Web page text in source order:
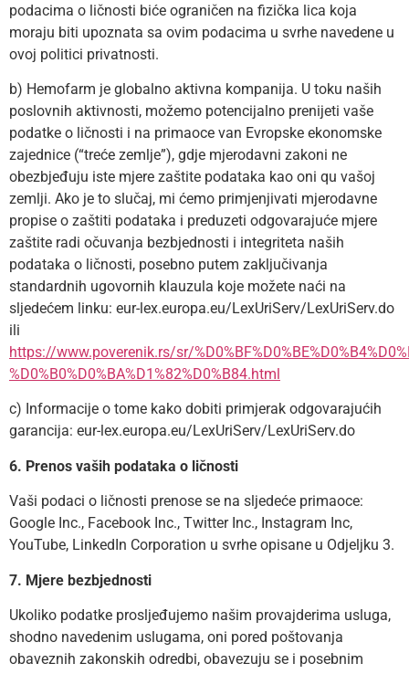
podacima o ličnosti biće ograničen na fizička lica koja
moraju biti upoznata sa ovim podacima u svrhe navedene u
ovoj politici privatnosti.
b) Hemofarm je globalno aktivna kompanija. U toku naših
poslovnih aktivnosti, možemo potencijalno prenijeti vaše
podatke o ličnosti i na primaoce van Evropske ekonomske
zajednice (“treće zemlje”), gdje mjerodavni zakoni ne
obezbjeđuju iste mjere zaštite podataka kao oni qu vašoj
zemlji. Ako je to slučaj, mi ćemo primjenjivati mjerodavne
propise o zaštiti podataka i preduzeti odgovarajuće mjere
zaštite radi očuvanja bezbjednosti i integriteta naših
podataka o ličnosti, posebno putem zaključivanja
standardnih ugovornih klauzula koje možete naći na
sljedećem linku: eur-lex.europa.eu/LexUriServ/LexUriServ.do
ili
https://www.poverenik.rs/sr/
%D0%B0%D0%BA%D1%82%D0%B84.html
c) Informacije o tome kako dobiti primjerak odgovarajućih
garancija: eur-lex.europa.eu/LexUriServ/LexUriServ.do
6. Prenos vaših podataka o ličnosti
Vaši podaci o ličnosti prenose se na sljedeće primaoce:
Google Inc., Facebook Inc., Twitter Inc., Instagram Inc,
YouTube, LinkedIn Corporation u svrhe opisane u Odjeljku 3.
7. Mjere bezbjednosti
Ukoliko podatke prosljeđujemo našim provajderima usluga,
shodno navedenim uslugama, oni pored poštovanja
obaveznih zakonskih odredbi, obavezuju se i posebnim